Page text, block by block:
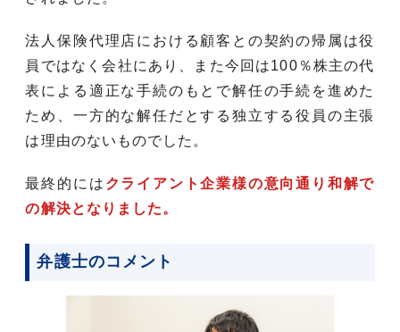
法人保険代理店における顧客との契約の帰属は役
員ではなく会社にあり、また今回は100％株主の代
表による適正な手続のもとで解任の手続を進めた
ため、一方的な解任だとする独立する役員の主張
は理由のないものでした。
最終的には クライアント企業様の意向通り和解で
の解決となりました。
弁護士のコメント